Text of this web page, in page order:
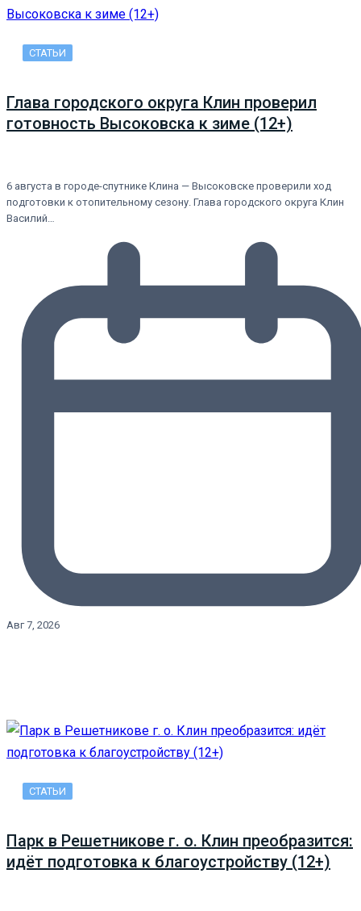
СТАТЬИ
Глава городского округа Клин проверил
готовность Высоковска к зиме (12+)
6 августа в городе-спутнике Клина — Высоковске проверили ход
подготовки к отопительному сезону. Глава городского округа Клин
Василий…
Авг 7, 2026
СТАТЬИ
Парк в Решетникове г. о. Клин преобразится:
идёт подготовка к благоустройству (12+)